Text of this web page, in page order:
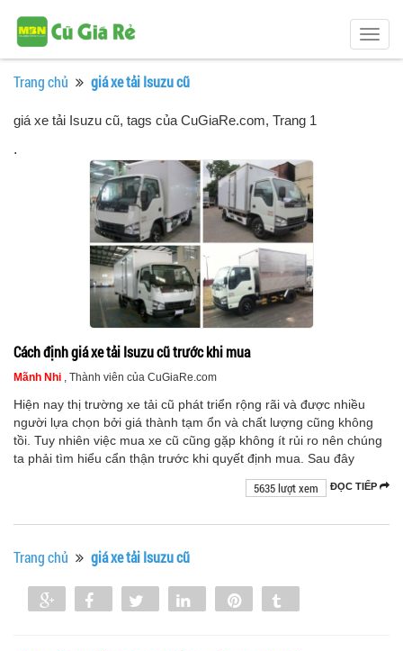
Trang chủ giá xe tải Isuzu cũ
giá xe tải Isuzu cũ, tags của CuGiaRe.com, Trang 1
.
Cách định giá xe tải Isuzu cũ trước khi mua
Mãnh Nhi , Thành viên của CuGiaRe.com
Hiện nay thị trường xe tải cũ phát triển rộng rãi và được nhiều
người lựa chọn bởi giá thành tạm ổn và chất lượng cũng không
tồi. Tuy nhiên việc mua xe cũ cũng gặp không ít rủi ro nên chúng
ta phải tìm hiểu cẩn thận trước khi quyết định mua. Sau đây
ĐỌC TIẾP
5635 lượt xem
Trang chủ giá xe tải Isuzu cũ
Share Share Tweet Share